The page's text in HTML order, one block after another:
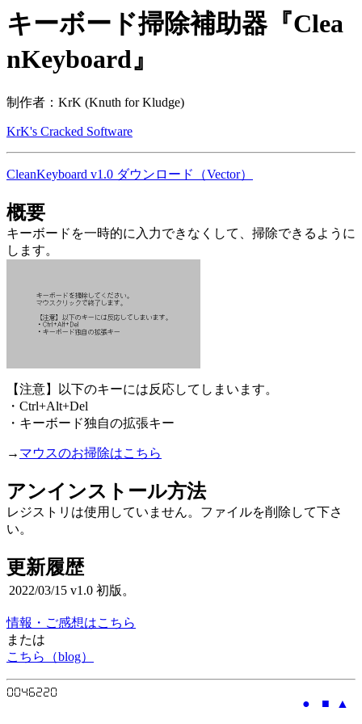
キーボード掃除補助器『Clea
nKeyboard』
制作者：KrK (Knuth for Kludge)
KrK's Cracked Software
CleanKeyboard v1.0 ダウンロード（Vector）
概要
キーボードを一時的に入力できなくして、掃除できるように
します。
【注意】以下のキーには反応してしまいます。
・Ctrl+Alt+Del
・キーボード独自の拡張キー
→ マウスのお掃除はこちら
アンインストール方法
レジストリは使用していません。ファイルを削除して下さ
い。
更新履歴
2022/03/15 v1.0 初版。
情報・ご感想はこちら
または
こちら（blog）
● ■ ▲